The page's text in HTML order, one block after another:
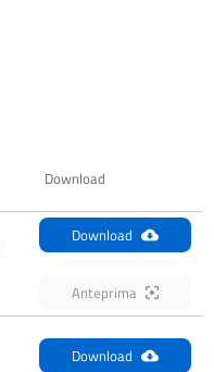
Download
Download
Anteprima
Download